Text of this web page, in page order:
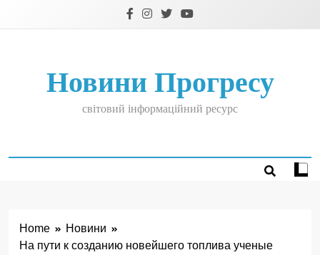
Новини Прогресу
світовий інформаційний ресурс
Home
Новини
На пути к созданию новейшего топлива ученые